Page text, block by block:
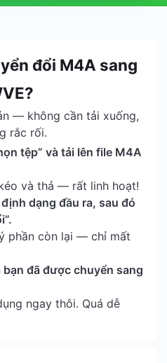
đổi M4A sang
— không cần tải xuống,
rắc rối.
tệp” và tải lên file M4A
và thả — rất linh hoạt!
định dạng đầu ra, sau đó
phần còn lại — chỉ mất
bạn đã được chuyển sang
ngay thôi. Quá dễ